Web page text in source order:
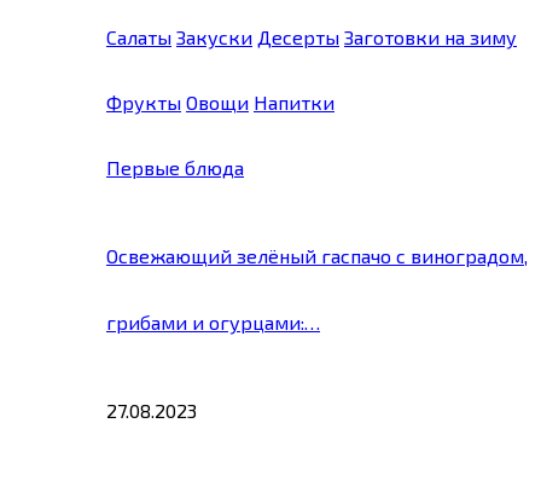
Салаты Закуски Десерты Заготовки на зиму
Фрукты Овощи Напитки
Первые блюда
Освежающий зелёный гаспачо с виноградом,
грибами и огурцами:…
27.08.2023